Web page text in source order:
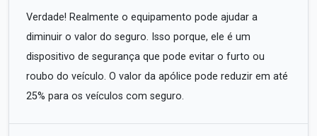
Verdade! Realmente o equipamento pode ajudar a
diminuir o valor do seguro. Isso porque, ele é um
dispositivo de segurança que pode evitar o furto ou
roubo do veículo. O valor da apólice pode reduzir em até
25% para os veículos com seguro.